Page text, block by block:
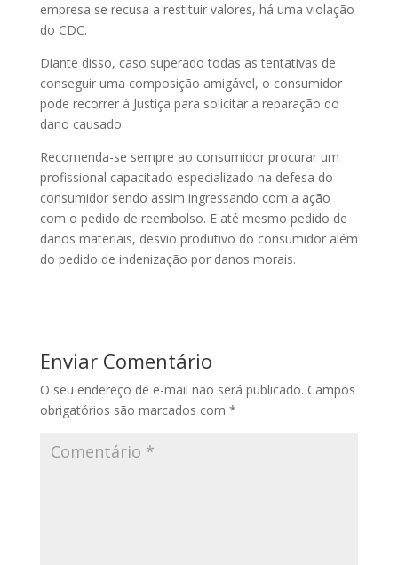
empresa se recusa a restituir valores, há uma violação
do CDC.
Diante disso, caso superado todas as tentativas de
conseguir uma composição amigável, o consumidor
pode recorrer à Justiça para solicitar a reparação do
dano causado.
Recomenda-se sempre ao consumidor procurar um
profissional capacitado especializado na defesa do
consumidor sendo assim ingressando com a ação
com o pedido de reembolso. E até mesmo pedido de
danos materiais, desvio produtivo do consumidor além
do pedido de indenização por danos morais.
Enviar Comentário
O seu endereço de e-mail não será publicado. Campos
obrigatórios são marcados com *